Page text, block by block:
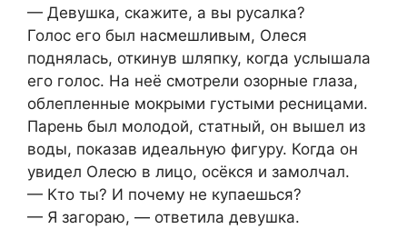
— Девушка, скажите, а вы русалка?
Голос его был насмешливым, Олеся
поднялась, откинув шляпку, когда услышала
его голос. На неё смотрели озорные глаза,
облепленные мокрыми густыми ресницами.
Парень был молодой, статный, он вышел из
воды, показав идеальную фигуру. Когда он
увидел Олесю в лицо, осёкся и замолчал.
— Кто ты? И почему не купаешься?
— Я загораю, — ответила девушка.